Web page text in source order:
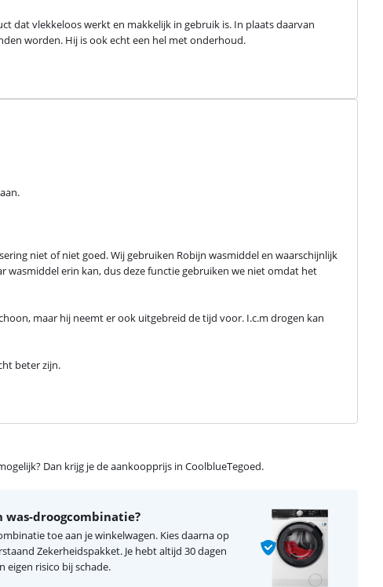
dat vlekkeloos werkt en makkelijk in gebruik is. In plaats daarvan
worden. Hij is ook echt een hel met onderhoud.
niet of niet goed. Wij gebruiken Robijn wasmiddel en waarschijnlijk
wasmiddel erin kan, dus deze functie gebruiken we niet omdat het
maar hij neemt er ook uitgebreid de tijd voor. I.c.m drogen kan
beter zijn.
Dan krijg je de aankoopprijs in CoolblueTegoed.
was-droogcombinatie?
toe aan je winkelwagen. Kies daarna op
Zekerheidspakket. Je hebt altijd 30 dagen
eigen risico bij schade.